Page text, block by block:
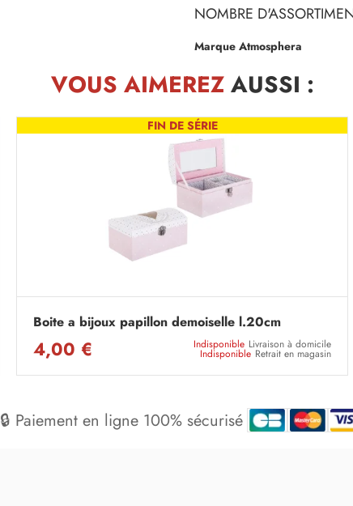
NOMBRE
Marque Atmosphera
VOUS AIMEREZAUSSI :
FIN DE SÉRIE
Boite a bijoux papillon demoiselle l.20cm
4,00 € Indisponible Livraison à domicile
Indisponible Retrait en magasin
🔒 Paiement en ligne 100% sécurisé